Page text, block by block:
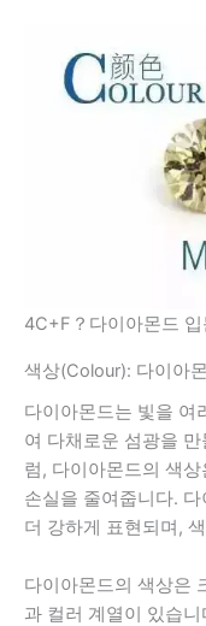
4C+F？다이아몬드
색상(Colour): 다이아
다이아몬드는 빛을 여
여 다채로운 섬광을
럼, 다이아몬드의 색
손실을 줄여줍니다.
더 강하게 표현되며,
다이아몬드의 색상은
과 컬러 계열이 있습